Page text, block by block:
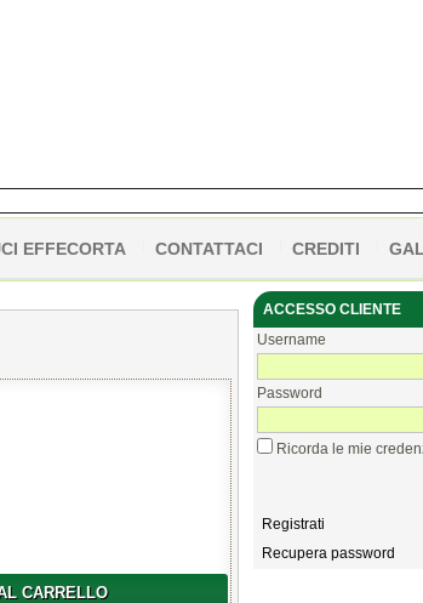
EFFECORTA CONTATTACI CREDITI
CARRELLO
ACCESSO CLIENTE
Username
Password
Ricorda le mie
Registrati
Recupera password